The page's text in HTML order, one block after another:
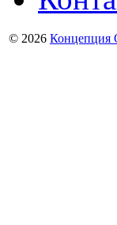
© 2026 Концепция